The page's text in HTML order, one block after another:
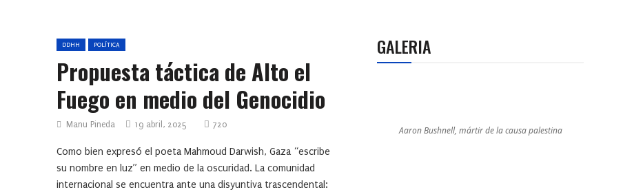
DDHH POLÍTICA
Propuesta táctica de Alto el
Fuego en medio del Genocidio
Manu Pineda 19 abril, 2025 720
Como bien expresó el poeta Mahmoud Darwish, Gaza “escribe
su nombre en luz” en medio de la oscuridad. La comunidad
internacional se encuentra ante una disyuntiva trascendental:
GALERIA
Aaron Bushnell, mártir de la causa palestina